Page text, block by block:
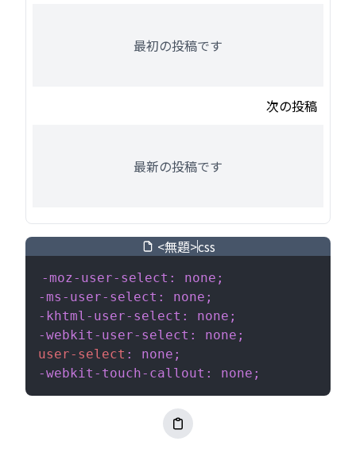
最初の投稿です
次の投稿
最新の投稿です
<無題>css
-moz-user-select: none;
-ms-user-select: none;
-khtml-user-select: none;
-webkit-user-select: none;
user-select : none;
-webkit-touch-callout: none;